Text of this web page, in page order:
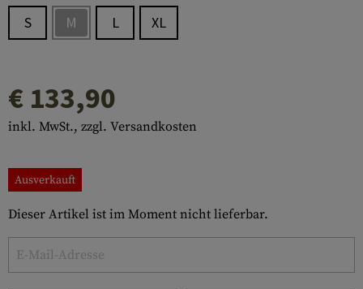
S M L XL
€ 133,90
inkl. MwSt., zzgl. Versandkosten
Ausverkauft
Dieser Artikel ist im Moment nicht lieferbar.